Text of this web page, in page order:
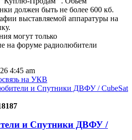
должен быть не более 600 кб.
выставляемой аппаратуры на
могут только
на форуме радиолюбители
4:45 am
на УКВ
и Спутники ДВФУ / CubeSat
и Спутники ДВФУ /